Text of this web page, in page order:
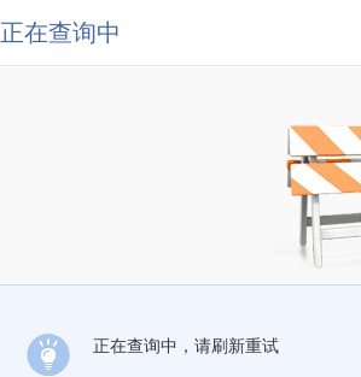
正在查询中
正在查询中，请刷新重试